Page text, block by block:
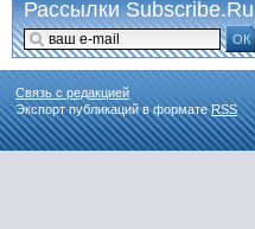
Рассылки Subscribe.Ru
ОК
Связь с редакцией
Экспорт публикаций в форматеRSS